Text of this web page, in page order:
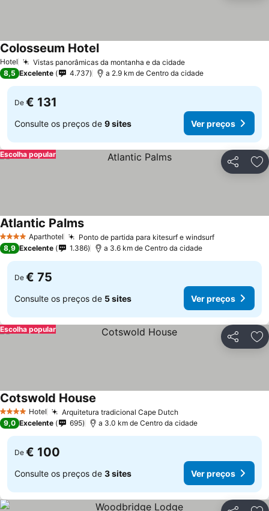
Hotel Vistas panorâmicas da montanha e da cidade
Colosseum Hotel
8,5 Excelente 4.737 a 2.9 km de Centro da cidade
De € 131
Consulte os preços de 9 sites Ver preços
Partilhar
Escolha popular
4 EstrelasAparthotel Ponto de partida para kitesurf e windsurf
Atlantic Palms
8,9 Excelente 1.386 a 3.6 km de Centro da cidade
De € 75
Consulte os preços de 5 sites Ver preços
Partilhar
Escolha popular
4 EstrelasHotel Arquitetura tradicional Cape Dutch
Cotswold House
9,0 Excelente 695 a 3.0 km de Centro da cidade
De € 100
Consulte os preços de 3 sites Ver preços